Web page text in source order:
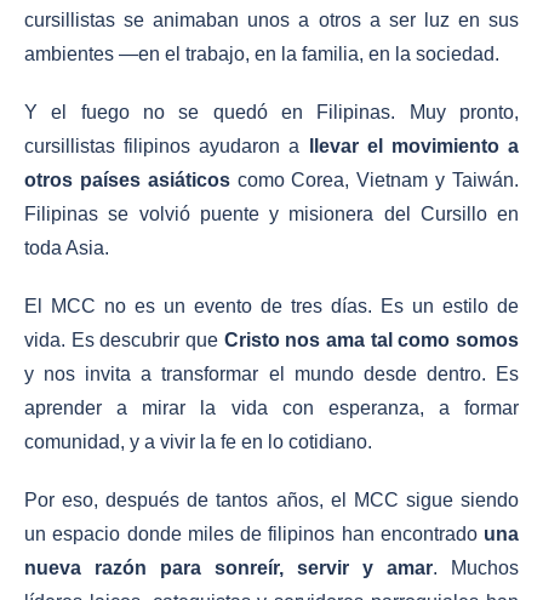
cursillistas se animaban unos a otros a ser luz en sus
ambientes —en el trabajo, en la familia, en la sociedad.
Y el fuego no se quedó en Filipinas. Muy pronto,
cursillistas filipinos ayudaron a
llevar el movimiento a
otros países asiáticoscomo Corea, Vietnam y Taiwán.
Filipinas se volvió puente y misionera del Cursillo en
toda Asia.
El MCC no es un evento de tres días. Es un estilo de
vida. Es descubrir que Cristo nos ama tal como somos
y nos invita a transformar el mundo desde dentro. Es
aprender a mirar la vida con esperanza, a formar
comunidad, y a vivir la fe en lo cotidiano.
Por eso, después de tantos años, el MCC sigue siendo
un espacio donde miles de filipinos han encontrado una
nueva razón para sonreír, servir y amar. Muchos